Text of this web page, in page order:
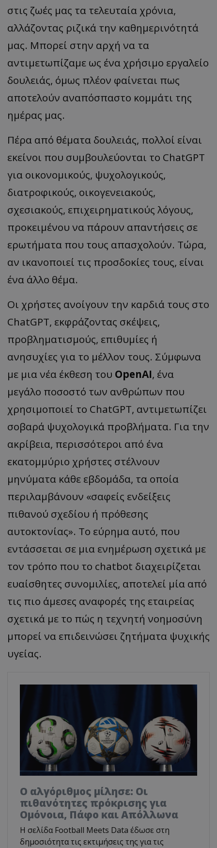
στις ζωές μας τα τελευταία χρόνια,
αλλάζοντας ριζικά την καθημερινότητά
μας. Μπορεί στην αρχή να τα
αντιμετωπίζαμε ως ένα χρήσιμο εργαλείο
δουλειάς, όμως πλέον φαίνεται πως
αποτελούν αναπόσπαστο κομμάτι της
ημέρας μας.
Πέρα από θέματα δουλειάς, πολλοί είναι
εκείνοι που συμβουλεύονται το ChatGPT
για οικονομικούς, ψυχολογικούς,
διατροφικούς, οικογενειακούς,
σχεσιακούς, επιχειρηματικούς λόγους,
προκειμένου να πάρουν απαντήσεις σε
ερωτήματα που τους απασχολούν. Τώρα,
αν ικανοποιεί τις προσδοκίες τους, είναι
ένα άλλο θέμα.
Οι χρήστες ανοίγουν την καρδιά τους στο
ChatGPT, εκφράζοντας σκέψεις,
προβληματισμούς, επιθυμίες ή
ανησυχίες για το μέλλον τους. Σύμφωνα
με μια νέα έκθεση του OpenAI, ένα
μεγάλο ποσοστό των ανθρώπων που
χρησιμοποιεί το ChatGPT, αντιμετωπίζει
σοβαρά ψυχολογικά προβλήματα. Για την
ακρίβεια, περισσότεροι από ένα
εκατομμύριο χρήστες στέλνουν
μηνύματα κάθε εβδομάδα, τα οποία
περιλαμβάνουν «σαφείς ενδείξεις
πιθανού σχεδίου ή πρόθεσης
αυτοκτονίας». Το εύρημα αυτό, που
εντάσσεται σε μια ενημέρωση σχετικά με
τον τρόπο που το chatbot διαχειρίζεται
ευαίσθητες συνομιλίες, αποτελεί μία από
τις πιο άμεσες αναφορές της εταιρείας
σχετικά με το πώς η τεχνητή νοημοσύνη
μπορεί να επιδεινώσει ζητήματα ψυχικής
υγείας.
Ο αλγόριθμος μίλησε: Οι
πιθανότητες πρόκρισης για
Ομόνοια, Πάφο και Απόλλωνα
Η σελίδα Football Meets Data έδωσε στη
δημοσιότητα τις εκτιμήσεις της για τις